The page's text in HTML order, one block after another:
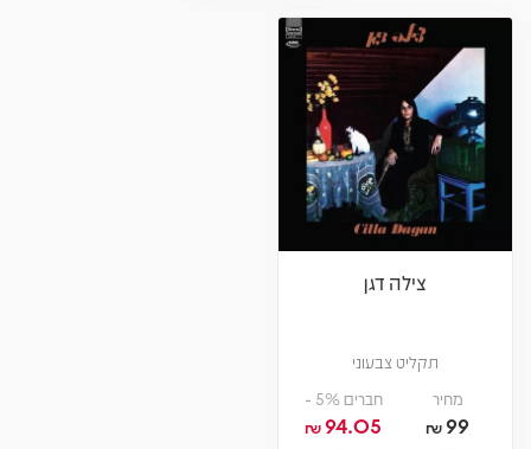
צילה דגן
תקליט צבעוני
מחיר
99
₪
חברים 5% -
94.05
₪